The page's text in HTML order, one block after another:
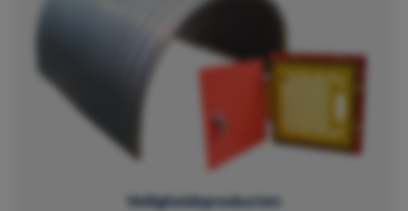
Veiligheidsproducten